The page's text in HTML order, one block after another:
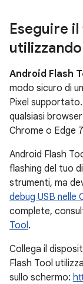
Eseguire
Android Flash
modo sicuro di
Pixel
qualsiasi
Chrome o Edge
Android Flash
flashing del tuo
strumenti, ma
debug USB nelle
complete,
Tool.
Collega il
Flash Tool
sullo schermo: